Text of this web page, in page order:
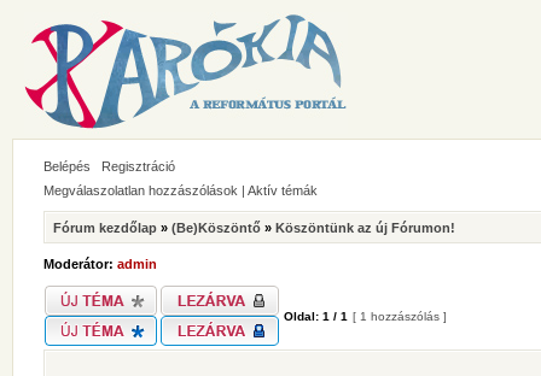
Belépés
Regisztráció
Megválaszolatlan hozzászólások | Aktív témák
Fórum kezdőlap » (Be)Köszöntő » Köszöntünk az új Fórumon!
Moderátor: admin
Oldal: 1 / 1 [ 1 hozzászólás ]